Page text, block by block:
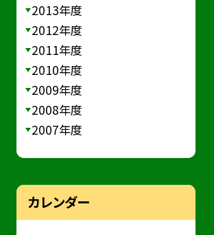
2013年度
2012年度
2011年度
2010年度
2009年度
2008年度
2007年度
カレンダー